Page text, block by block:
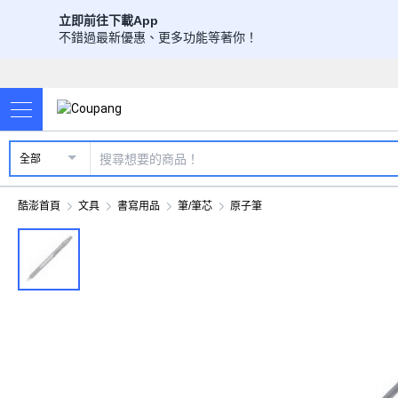
立即前往下載App
不錯過最新優惠、更多功能等著你！
全部
酷澎首頁 文具 書寫用品 筆/筆芯 原子筆